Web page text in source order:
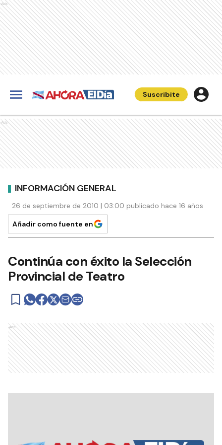
Ads
Suscribite
Ads
INFORMACIÓN GENERAL
26 de septiembre de 2010 | 03:00 publicado hace 16 años
Añadir como fuente en
Continúa con éxito la Selección
Provincial de Teatro
Ads